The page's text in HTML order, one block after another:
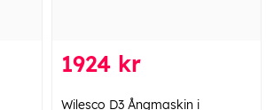
1924 kr
Wilesco D3 Ångmaskin i